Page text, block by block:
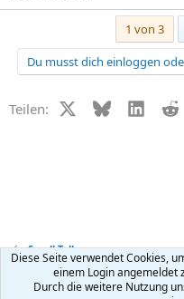
1 von 3
Du musst dich einloggen
Teilen: X (Twitter)
Bluesky
Small Talk
Kontakt
Diese Seite verwendet Cookies,
einem Login angemeldet
Durch die weitere Nutzung